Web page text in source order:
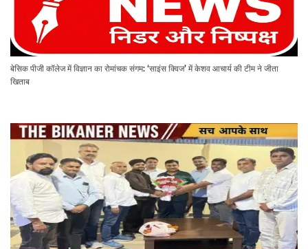
बेसिक पीजी कॉलेज में विज्ञान का रोमांचक संगम: ‘साइंस क्विज’ में केशव आचार्य की टीम ने जीता
खिताब